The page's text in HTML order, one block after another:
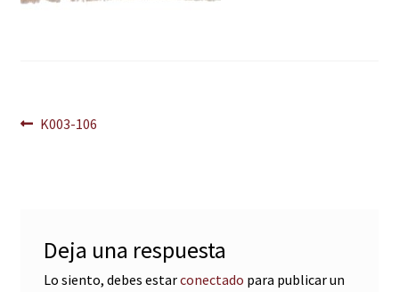
Navegación
Anterior:
K003-106
Deja una respuesta
Lo siento, debes estarconectado para publicar un